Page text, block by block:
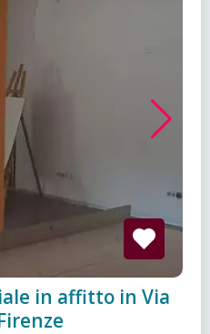
in affitto in Via